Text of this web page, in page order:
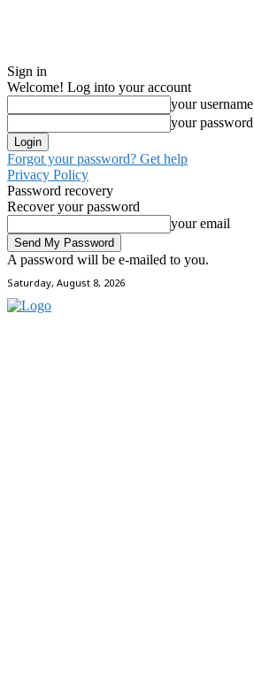
Sign in
Welcome! Log into your account
your username
your password
Forgot your password? Get help
Privacy Policy
Password recovery
Recover your password
your email
A password will be e-mailed to you.
Saturday, August 8, 2026